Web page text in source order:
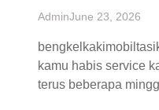
AdminJune 23, 2026
kamu habis service
terus beberapa